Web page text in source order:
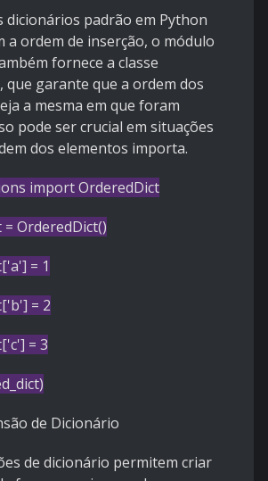
dicionários padrão em Python
a ordem de inserção, o módulo
fornece a classe
que garante que a ordem dos
a mesma em que foram
pode ser crucial em situações
dos elementos importa.
import OrderedDict
OrderedDict()
= 1
= 2
= 3
de Dicionário
de dicionário permitem criar